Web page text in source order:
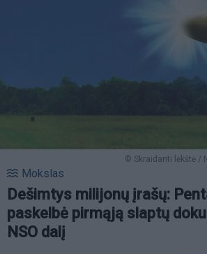
© Skraidanti lėkštė /
Mokslas
Dešimtys milijonų įrašų:
paskelbė pirmąją slaptų
NSO dalį